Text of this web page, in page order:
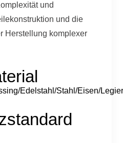
und
und die
Herstellung komplexer
Edelstahl/Stahl/Eisen/